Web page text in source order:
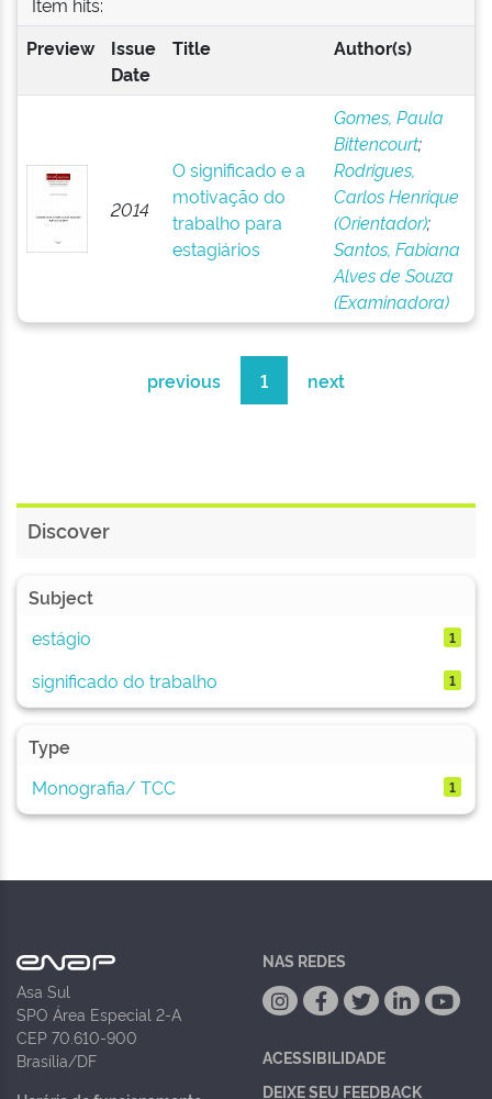
Preview
Issue
Date
Title Author(s)
2014
O significado e a
motivação do
trabalho para
estagiários
Gomes, Paula
Bittencourt;
Rodrigues,
Carlos Henrique
(Orientador);
Santos, Fabiana
Alves de Souza
(Examinadora)
previous 1 next
Discover
Subject
estágio
1
significado do trabalho 1
Type
Monografia/ TCC
1
Asa Sul
SPO Área Especial 2-A
CEP 70.610-900
Brasília/DF
NAS REDES
ACESSIBILIDADE
DEIXE SEU FEEDBACK